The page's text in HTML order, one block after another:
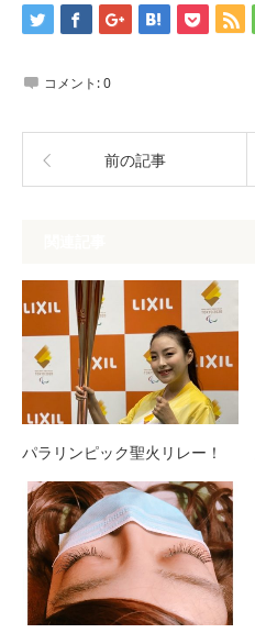
コメント:0
前の記事
パラリンピック聖火リレー！